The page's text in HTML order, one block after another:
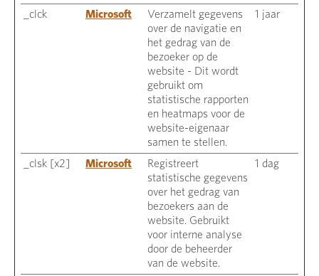
_clck
Microsoft
Verzamelt gegevens
over de navigatie en
het gedrag van de
bezoeker op de
website - Dit wordt
gebruikt om
statistische rapporten
en heatmaps voor de
website-eigenaar
samen te stellen.
1 jaar
_clsk [x2] Microsoft
Registreert
statistische gegevens
over het gedrag van
bezoekers aan de
website. Gebruikt
voor interne analyse
door de beheerder
van de website.
1 dag